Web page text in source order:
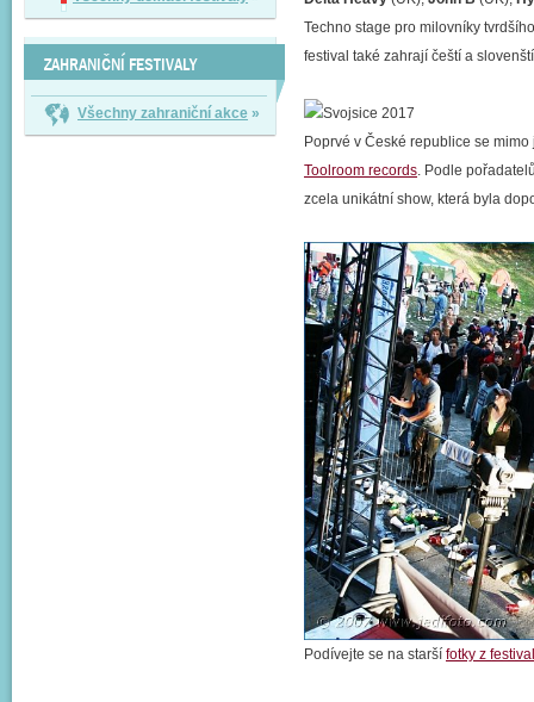
ZAHRANIČNÍ FESTIVALY
Všechny zahraniční akce »
Techno stage pro milovníky
festival také zahrají čeští a
Poprvé v České republice se
Toolroom records. Podle
zcela unikátní show, která byla
Podívejte se na starší fotky z